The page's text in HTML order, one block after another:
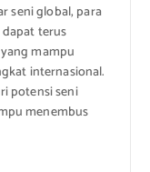
seni global, para
terus
mampu
internasional.
potensi seni
menembus